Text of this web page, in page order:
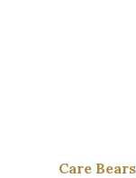
Care